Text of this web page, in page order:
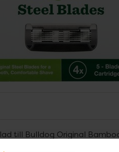
till Bulldog Original
med